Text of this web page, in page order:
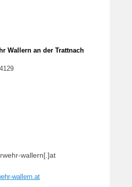
Wallern an der Trattnach
wallern[.]at
wallern.at